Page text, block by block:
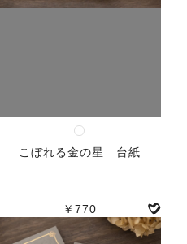
こぼれる金の星 台紙
￥770
人気